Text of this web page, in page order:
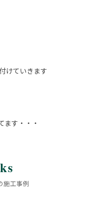
けていきます
ます・・・
施工事例